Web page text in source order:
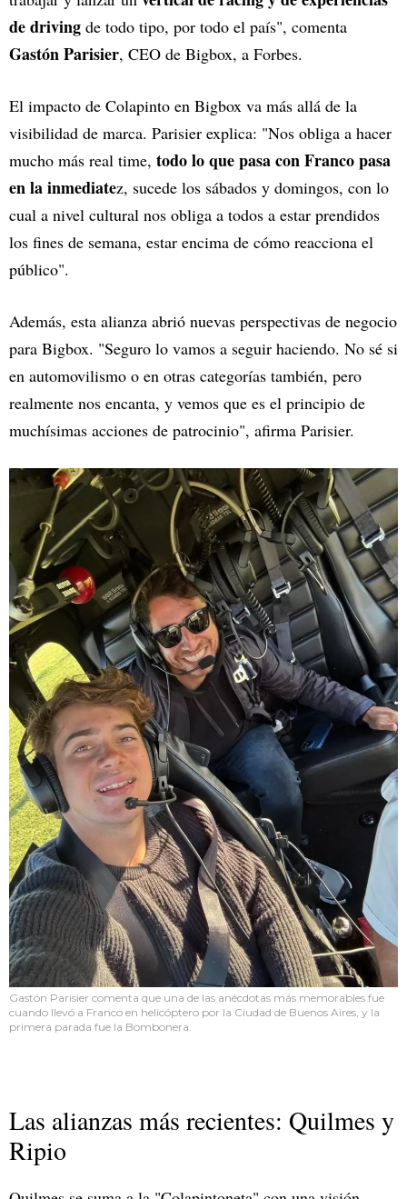
de driving de todo tipo, por todo el país", comenta
Gastón Parisier, CEO de Bigbox, a Forbes.
El impacto de Colapinto en Bigbox va más allá de la
visibilidad de marca. Parisier explica: "Nos obliga a hacer
mucho más real time, todo lo que pasa con Franco pasa
en la inmediatez, sucede los sábados y domingos, con lo
cual a nivel cultural nos obliga a todos a estar prendidos
los fines de semana, estar encima de cómo reacciona el
público".
Además, esta alianza abrió nuevas perspectivas de negocio
para Bigbox. "Seguro lo vamos a seguir haciendo. No sé si
en automovilismo o en otras categorías también, pero
realmente nos encanta, y vemos que es el principio de
muchísimas acciones de patrocinio", afirma Parisier.
Gastón Parisier comenta que una de las anécdotas más memorables fue
cuando llevó a Franco en helicóptero por la Ciudad de Buenos Aires, y la
primera parada fue la Bombonera.
Las alianzas más recientes: Quilmes y
Ripio